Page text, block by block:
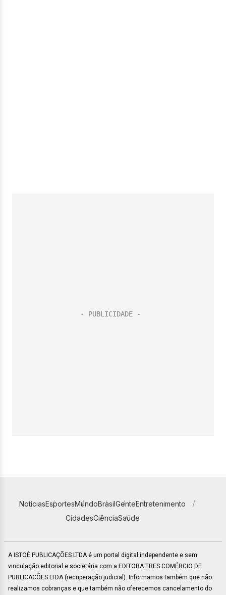
NotíciasEsportesMundoBrasilGenteEntretenimento
CidadesCiênciaSaúde
A ISTOÉ PUBLICAÇÕES LTDA é um portal digital independente e sem
vinculação editorial e societária com a EDITORA TRES COMÉRCIO DE
PUBLICACÕES LTDA (recuperação judicial). Informamos também que não
realizamos cobranças e que também não oferecemos cancelamento do